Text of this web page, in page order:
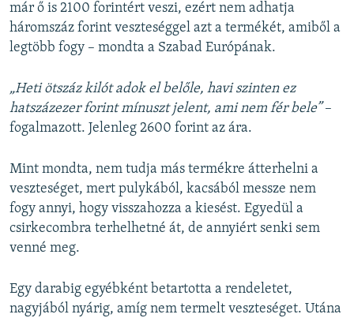
már ő is 2100 forintért veszi, ezért nem adhatja
háromszáz forint veszteséggel azt a termékét, amiből a
legtöbb fogy – mondta a Szabad Európának.
„Heti ötszáz kilót adok el belőle, havi szinten ez
hatszázezer forint mínuszt jelent, ami nem fér bele”–
fogalmazott. Jelenleg 2600 forint az ára.
Mint mondta, nem tudja más termékre átterhelni a
veszteséget, mert pulykából, kacsából messze nem
fogy annyi, hogy visszahozza a kiesést. Egyedül a
csirkecombra terhelhetné át, de annyiért senki sem
venné meg.
Egy darabig egyébként betartotta a rendeletet,
nagyjából nyárig, amíg nem termelt veszteséget. Utána